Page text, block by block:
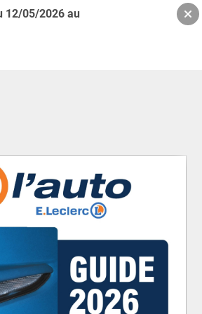
12/05/2026 au